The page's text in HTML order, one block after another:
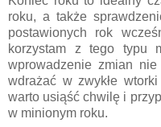
roku, a także
postawionych rok
korzystam z tego typu
wprowadzenie zmian
wdrażać w zwykłe
warto usiąść chwilę i
w minionym roku.